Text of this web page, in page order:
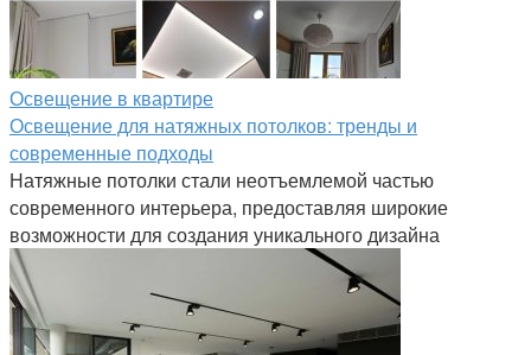
Освещение в квартире
Освещение для натяжных потолков: тренды и
современные подходы
Натяжные потолки стали неотъемлемой частью
современного интерьера, предоставляя широкие
возможности для создания уникального дизайна